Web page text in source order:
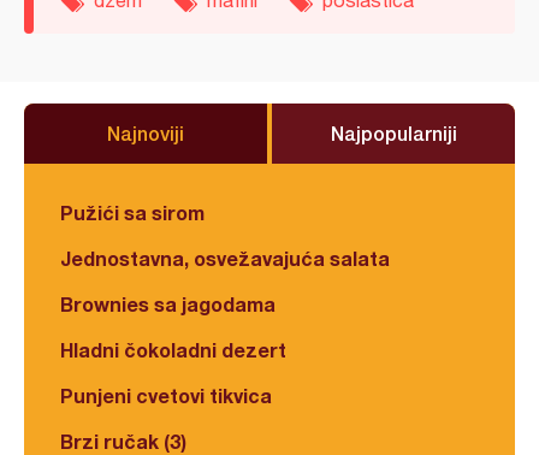
Najnoviji Najpopularniji
Pužići sa sirom
Jednostavna, osvežavajuća salata
Brownies sa jagodama
Hladni čokoladni dezert
Punjeni cvetovi tikvica
Brzi ručak (3)